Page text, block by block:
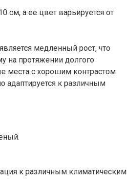
см, а ее цвет варьируется от
медленный рост, что
на протяжении долгого
места с хорошим контрастом
адаптируется к различным
к различным климатическим